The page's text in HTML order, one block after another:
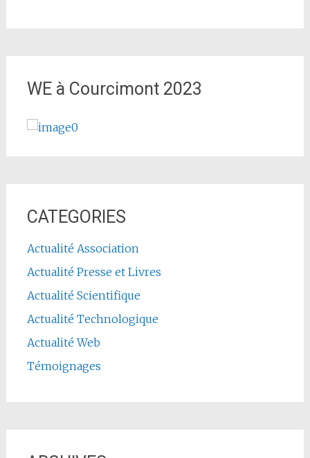
WE à Courcimont 2023
CATEGORIES
Actualité Association
Actualité Presse et Livres
Actualité Scientifique
Actualité Technologique
Actualité Web
Témoignages